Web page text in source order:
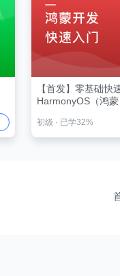
【首发】零基础快
HarmonyOS（鸿
初级 · 已学32%